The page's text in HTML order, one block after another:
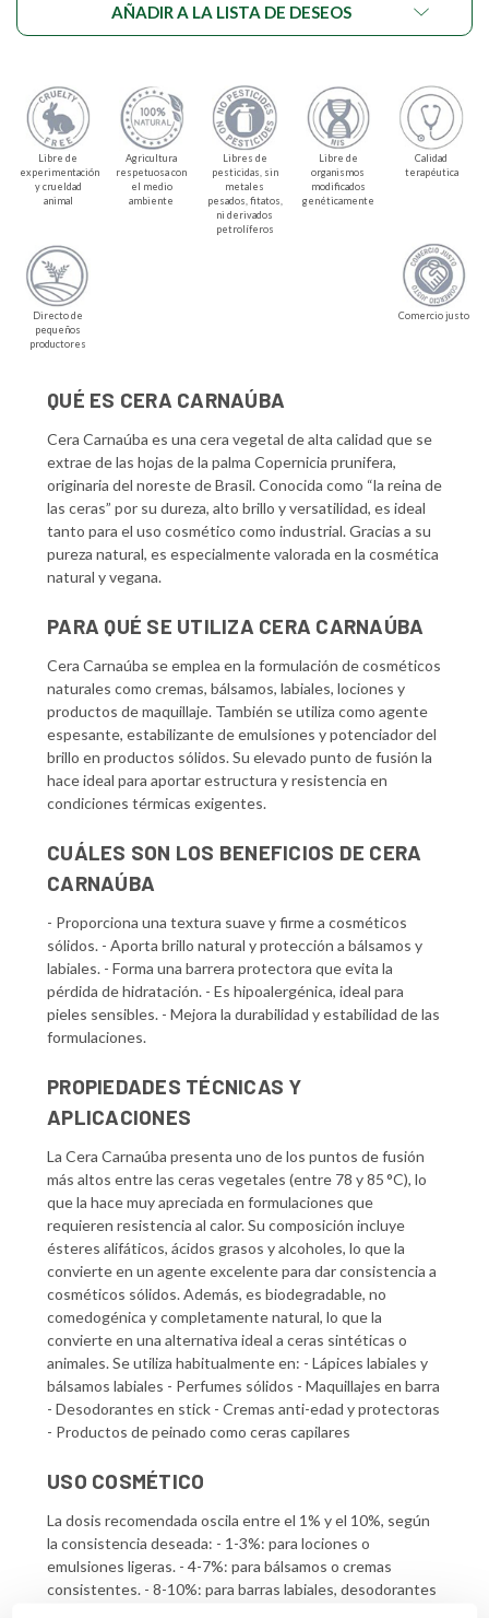
AÑADIR A LA LISTA DE DESEOS
Libre de
experimentación
y crueldad
animal
Agricultura
respetuosa con
el medio
ambiente
Libres de
pesticidas, sin
metales
pesados, fitatos,
ni derivados
petrolíferos
Libre de
organismos
modificados
genéticamente
Calidad
terapéutica
Directo de
pequeños
productores
Comercio justo
QUÉ ES CERA CARNAÚBA
Cera Carnaúba es una cera vegetal de alta calidad que se
extrae de las hojas de la palma Copernicia prunifera,
originaria del noreste de Brasil. Conocida como “la reina de
las ceras” por su dureza, alto brillo y versatilidad, es ideal
tanto para el uso cosmético como industrial. Gracias a su
pureza natural, es especialmente valorada en la cosmética
natural y vegana.
PARA QUÉ SE UTILIZA CERA CARNAÚBA
Cera Carnaúba se emplea en la formulación de cosméticos
naturales como cremas, bálsamos, labiales, lociones y
productos de maquillaje. También se utiliza como agente
espesante, estabilizante de emulsiones y potenciador del
brillo en productos sólidos. Su elevado punto de fusión la
hace ideal para aportar estructura y resistencia en
condiciones térmicas exigentes.
CUÁLES SON LOS BENEFICIOS DE CERA
CARNAÚBA
- Proporciona una textura suave y firme a cosméticos
sólidos. - Aporta brillo natural y protección a bálsamos y
labiales. - Forma una barrera protectora que evita la
pérdida de hidratación. - Es hipoalergénica, ideal para
pieles sensibles. - Mejora la durabilidad y estabilidad de las
formulaciones.
PROPIEDADES TÉCNICAS Y
APLICACIONES
La Cera Carnaúba presenta uno de los puntos de fusión
más altos entre las ceras vegetales (entre 78 y 85 °C), lo
que la hace muy apreciada en formulaciones que
requieren resistencia al calor. Su composición incluye
ésteres alifáticos, ácidos grasos y alcoholes, lo que la
convierte en un agente excelente para dar consistencia a
cosméticos sólidos. Además, es biodegradable, no
comedogénica y completamente natural, lo que la
convierte en una alternativa ideal a ceras sintéticas o
animales. Se utiliza habitualmente en: - Lápices labiales y
bálsamos labiales - Perfumes sólidos - Maquillajes en barra
- Desodorantes en stick - Cremas anti-edad y protectoras
- Productos de peinado como ceras capilares
USO COSMÉTICO
La dosis recomendada oscila entre el 1% y el 10%, según
la consistencia deseada: - 1-3%: para lociones o
emulsiones ligeras. - 4-7%: para bálsamos o cremas
consistentes. - 8-10%: para barras labiales, desodorantes